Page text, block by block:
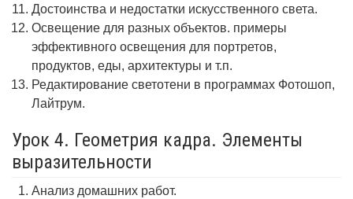
Достоинства и недостатки искусственного света.
Освещение для разных объектов. примеры
эффективного освещения для портретов,
продуктов, еды, архитектуры и т.п.
Редактирование светотени в программах Фотошоп,
Лайтрум.
Урок 4. Геометрия кадра. Элементы
выразительности
Анализ домашних работ.